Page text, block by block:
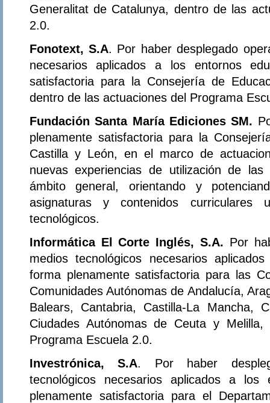
Generalitat de Catalunya, dentro de las
2.0.
Fonotext, S.A. Por haber desplegado
necesarios aplicados a los entornos
satisfactoria para la Consejería de
dentro de las actuaciones del Programa
Fundación Santa María Ediciones SM.
plenamente satisfactoria para la
Castilla y León, en el marco de
nuevas experiencias de utilización de
ámbito general, orientando y
asignaturas y contenidos curriculares
tecnológicos.
Informática El Corte Inglés, S.A. Por
medios tecnológicos necesarios
forma plenamente satisfactoria para las
Comunidades Autónomas de Andalucía,
Balears, Cantabria, Castilla-La Mancha,
Ciudades Autónomas de Ceuta y
Programa Escuela 2.0.
Investrónica, S.A. Por haber
tecnológicos necesarios aplicados a los
plenamente satisfactoria para el